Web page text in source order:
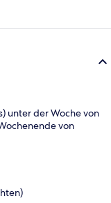
unter der Woche von
von